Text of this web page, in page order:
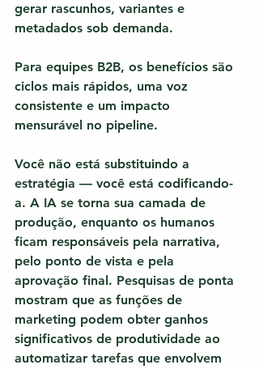
gerar rascunhos, variantes e
metadados sob demanda.
Para equipes B2B, os benefícios são
ciclos mais rápidos, uma voz
consistente e um impacto
mensurável no pipeline.
Você não está substituindo a
estratégia — você está codificando-
a. A IA se torna sua camada de
produção, enquanto os humanos
ficam responsáveis pela narrativa,
pelo ponto de vista e pela
aprovação final. Pesquisas de ponta
mostram que as funções de
marketing podem obter ganhos
significativos de produtividade ao
automatizar tarefas que envolvem